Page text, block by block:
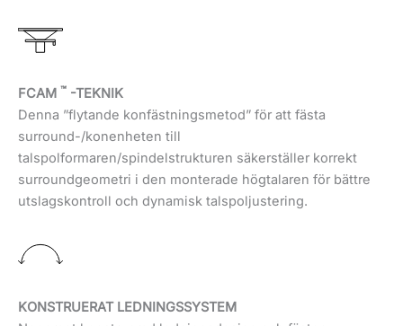
FCAM ™ -TEKNIK
Denna ”flytande konfästningsmetod” för att fästa
surround-/konenheten till
talspolformaren/spindelstrukturen säkerställer korrekt
surroundgeometri i den monterade högtalaren för bättre
utslagskontroll och dynamisk talspoljustering.
KONSTRUERAT LEDNINGSSYSTEM